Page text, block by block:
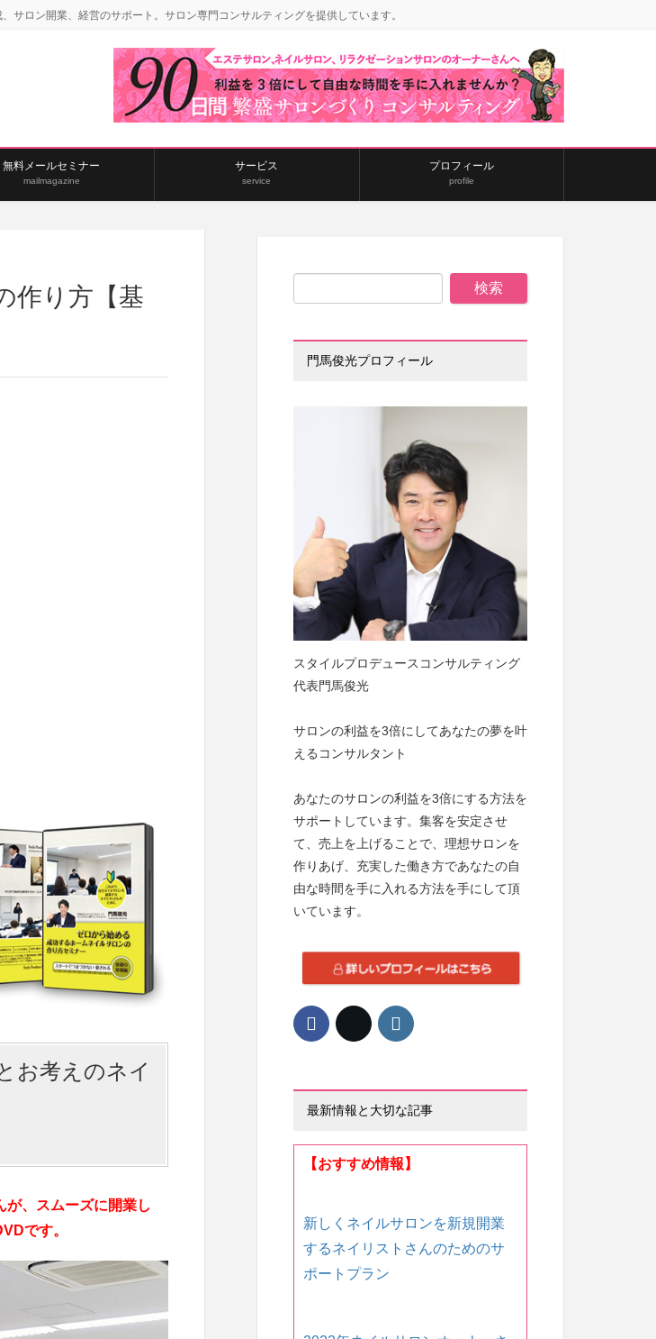
ロン開業、経営のサポート。サロン専門コンサルティングを提供しています。
無料メールセミナー
mailmagazine
サービス
service
プロフィール
profile
作り方【基
お考えのネイ
が、スムーズに開業し
です。
門馬俊光プロフィール
スタイルプロデュースコンサルティング
代表門馬俊光
サロンの利益を3倍にしてあなたの夢を叶
えるコンサルタント
あなたのサロンの利益を3倍にする方法を
サポートしています。集客を安定させ
て、売上を上げることで、理想サロンを
作りあげ、充実した働き方であなたの自
由な時間を手に入れる方法を手にして頂
いています。
最新情報と大切な記事
【おすすめ情報】
新しくネイルサロンを新規開業
するネイリストさんのためのサ
ポートプラン